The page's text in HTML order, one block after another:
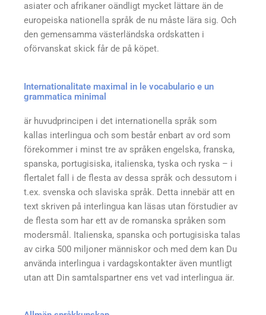
asiater och afrikaner oändligt mycket lättare än de
europeiska nationella språk de nu måste lära sig. Och
den gemensamma västerländska ordskatten i
oförvanskat skick får de på köpet.
Internationalitate maximal in le vocabulario e un
grammatica minimal
är huvudprincipen i det internationella språk som
kallas interlingua och som består enbart av ord som
förekommer i minst tre av språken engelska, franska,
spanska, portugisiska, italienska, tyska och ryska – i
flertalet fall i de flesta av dessa språk och dessutom i
t.ex. svenska och slaviska språk. Detta innebär att en
text skriven på interlingua kan läsas utan förstudier av
de flesta som har ett av de romanska språken som
modersmål. Italienska, spanska och portugisiska talas
av cirka 500 miljoner människor och med dem kan Du
använda interlingua i vardagskontakter även muntligt
utan att Din samtalspartner ens vet vad interlingua är.